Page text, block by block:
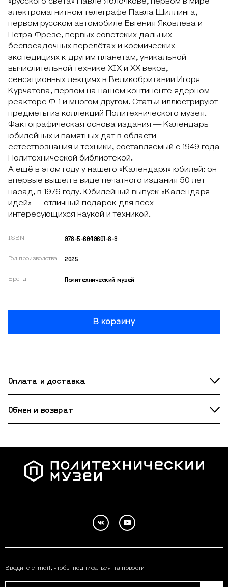
электромагнитном телеграфе Павла Шиллинга,
первом русском автомобиле Евгения Яковлева и
Петра Фрезе, первых советских дальних
беспосадочных перелётах и космических
экспедициях к другим планетам, уникальной
вычислительной технике XIX и XX веков,
сенсационных лекциях в Великобритании Игоря
Курчатова, первом на нашем континенте ядерном
реакторе Ф-1 и многом другом. Статьи иллюстрируют
предметы из коллекций Политехнического музея.
Фактографическая основа издания ­— Календарь
юбилейных и памятных дат в области
естествознания и техники, составляемый с 1949 года
Политехнической библиотекой.
А ещё в этом году у нашего «Календаря» юбилей: он
впервые вышел в виде печатного издания 50 лет
назад, в 1976 году. Юбилейный выпуск «Календаря
идей» — отличный подарок для всех
интересующихся наукой и техникой.
ISBN 978-5-6049601-8-9
Год производства 2025
Бренд Политехнический музей
В корзину
Оплата и доставка
Обмен и возврат
Введите e-mail, чтобы подписаться на новости